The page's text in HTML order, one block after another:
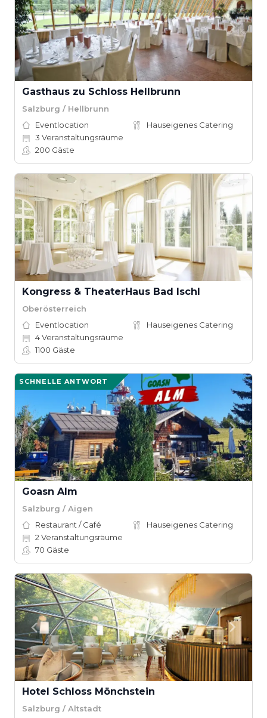
Gasthaus zu Schloss Hellbrunn
Salzburg / Hellbrunn
Eventlocation
Hauseigenes Catering
3 Veranstaltungsräume
200 Gäste
Kongress & TheaterHaus Bad Ischl
Oberösterreich
Eventlocation
Hauseigenes Catering
4Veranstaltungsräume
1100 Gäste
SCHNELLE ANTWORT
Goasn Alm
Salzburg / Aigen
Restaurant / Café
Hauseigenes Catering
2 Veranstaltungsräume
70 Gäste
Hotel Schloss Mönchstein
Salzburg / Altstadt